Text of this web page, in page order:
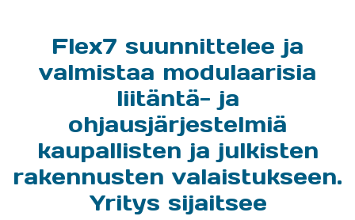
Flex7 suunnittelee ja
valmistaa modulaarisia
liitäntä- ja
ohjausjärjestelmiä
kaupallisten ja julkisten
rakennusten valaistukseen.
Yritys sijaitsee